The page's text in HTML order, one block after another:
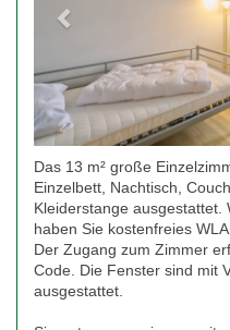
Das 13 m² große
Einzelbett, Nachtisch,
Kleiderstange ausgestattet.
haben Sie kostenfreies
Der Zugang zum Zimmer
Code. Die Fenster sind mit
ausgestattet.